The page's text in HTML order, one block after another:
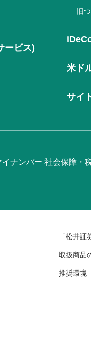
ービス)
旧
米ド
サイ
イナンバー 社会保障・
「松井
取扱商品
推奨環境